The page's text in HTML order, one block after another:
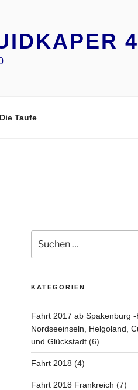
Die Taufe
nach:
KATEGORIEN
Fahrt 2017 ab Spakenburg
Nordseeinseln, Helgoland,
und Glückstadt(6)
Fahrt 2018 (4)
Fahrt 2018 Frankreich (7)